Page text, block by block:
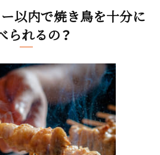
以内で焼き鳥を十分に
られるの？